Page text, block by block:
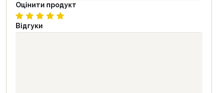
Оцінити продукт
Відгуки